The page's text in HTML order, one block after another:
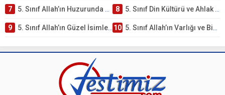
7 5. Sınıf Allah’ın Huzurunda Olmak – Namaz İbadeti Testi 8 5. Sınıf Din Kültürü ve Ahlak Bilgisi 1. Ünite: Allah İnancı Çalışmaları
9 5. Sınıf Allah’ın Güzel İsimleri Testi – Online Çöz 10 5. Sınıf Allah’ın Varlığı ve Birliği Testi – Online Çöz